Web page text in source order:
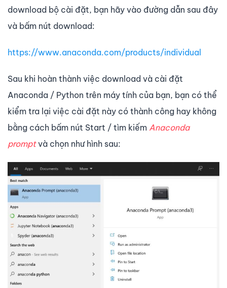
download bộ cài đặt, bạn hãy vào đường dẫn sau đây
và bấm nút download:
https://www.anaconda.com/products/individual
Sau khi hoàn thành việc download và cài đặt
Anaconda / Python trên máy tính của bạn, bạn có thể
kiểm tra lại việc cài đặt này có thành công hay không
bằng cách bấm nút Start / tìm kiếm Anaconda
promptvà chọn như hình sau: